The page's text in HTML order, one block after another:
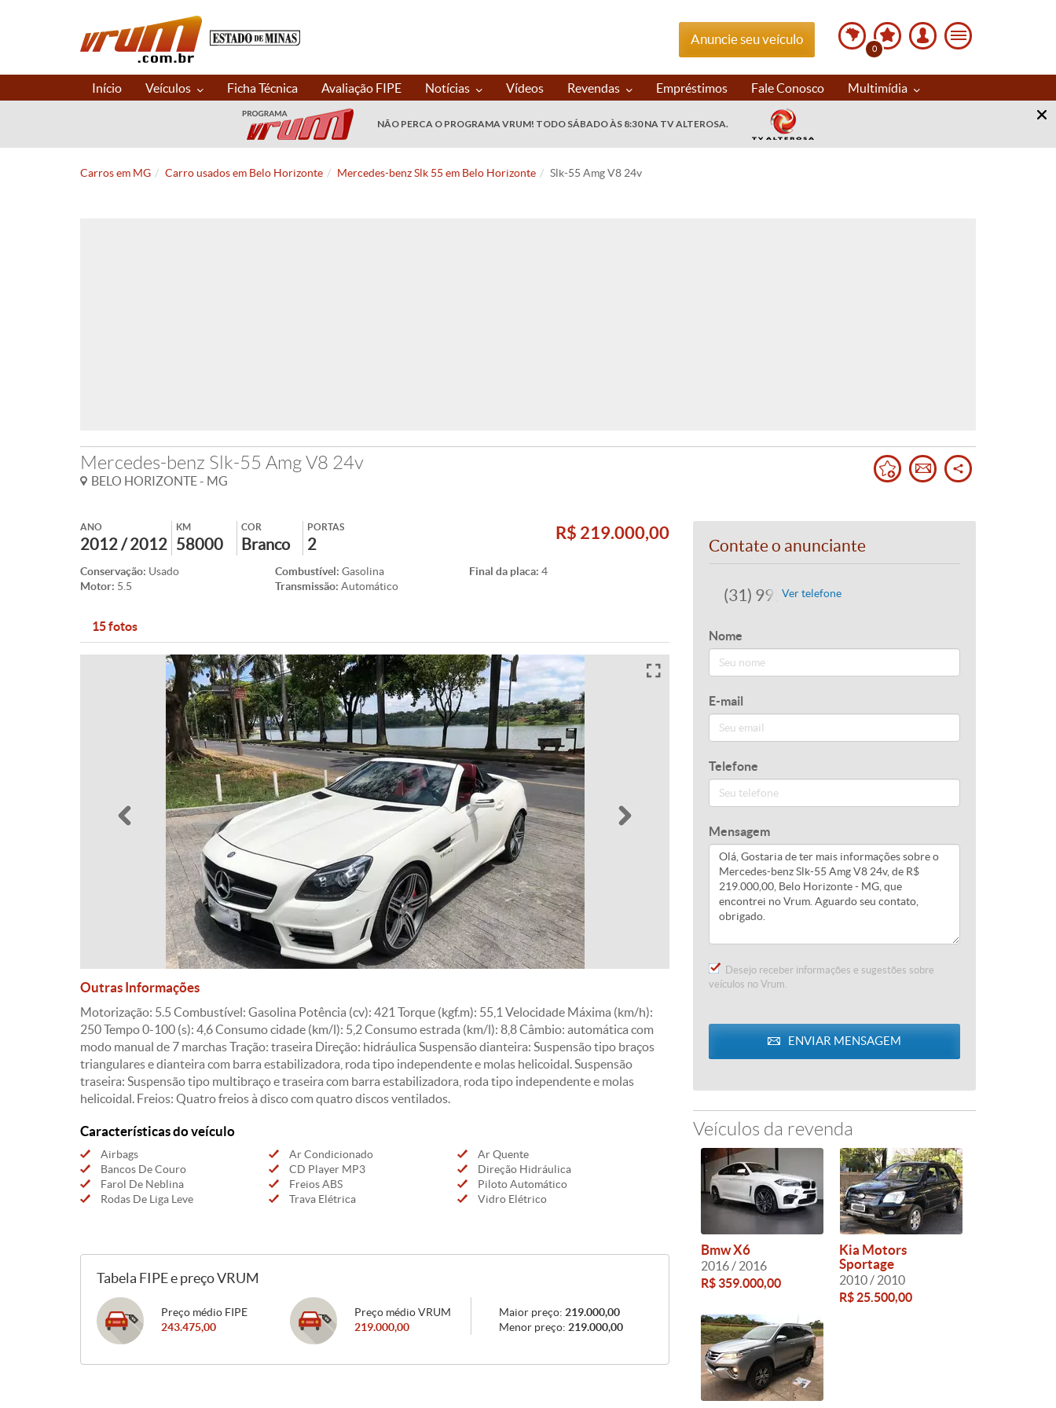
Anuncie seu veículo
0
Início Veículos Ficha Técnica Avaliação FIPE Notícias Vídeos Revendas Empréstimos Fale Conosco Multimídia
NÃO PERCA O PROGRAMA VRUM! TODO SÁBADO ÀS 8:30 NA TV ALTEROSA.
Carros em MG Carro usados em Belo Horizonte Mercedes-benz Slk 55 em Belo Horizonte Slk-55 Amg V8 24v
Mercedes-benz Slk-55 Amg V8 24v
BELO HORIZONTE - MG
ANO
2012 / 2012
KM
58000
COR
Branco
PORTAS
2
R$ 219.000,00
Conservação: Usado Combustível: Gasolina Final da placa: 4
Motor: 5.5 Transmissão: Automático
15 fotos
Anterior
Outras Informações
Motorização: 5.5 Combustível: Gasolina Potência (cv): 421 Torque (kgf.m): 55,1 Velocidade Máxima (km/h):
250 Tempo 0-100 (s): 4,6 Consumo cidade (km/l): 5,2 Consumo estrada (km/l): 8,8 Câmbio: automática com
modo manual de 7 marchas Tração: traseira Direção: hidráulica Suspensão dianteira: Suspensão tipo braços
triangulares e dianteira com barra estabilizadora, roda tipo independente e molas helicoidal. Suspensão
traseira: Suspensão tipo multibraço e traseira com barra estabilizadora, roda tipo independente e molas
helicoidal. Freios: Quatro freios à disco com quatro discos ventilados.
Características do veículo
Airbags Ar Condicionado
Ar Quente
Bancos De Couro
CD Player MP3
Direção Hidráulica
Farol De Neblina
Freios ABS
Piloto Automático
Rodas De Liga Leve
Trava Elétrica Vidro Elétrico
Tabela FIPE e preço VRUM
Preço médio FIPE
243.475,00
Preço médio VRUM
219.000,00
Maior preço: 219.000,00
Menor preço: 219.000,00
Contate o anunciante
(31) 99937-0018
Ver telefone
Nome
E-mail
Telefone
Mensagem
Desejo receber informações e sugestões sobre
veículos no Vrum.
ENVIAR MENSAGEM
Veículos da revenda
Bmw X6
2016 / 2016
R$ 359.000,00
Kia Motors
Sportage
2010 / 2010
R$ 25.500,00